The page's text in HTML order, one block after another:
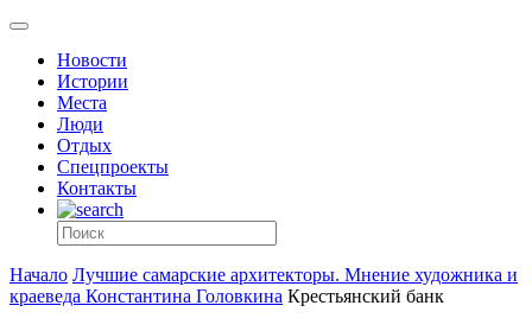
Новости
Истории
Места
Люди
Отдых
Спецпроекты
Контакты
Начало Лучшие самарские архитекторы. Мнение художника и
краеведа Константина Головкина Крестьянский банк